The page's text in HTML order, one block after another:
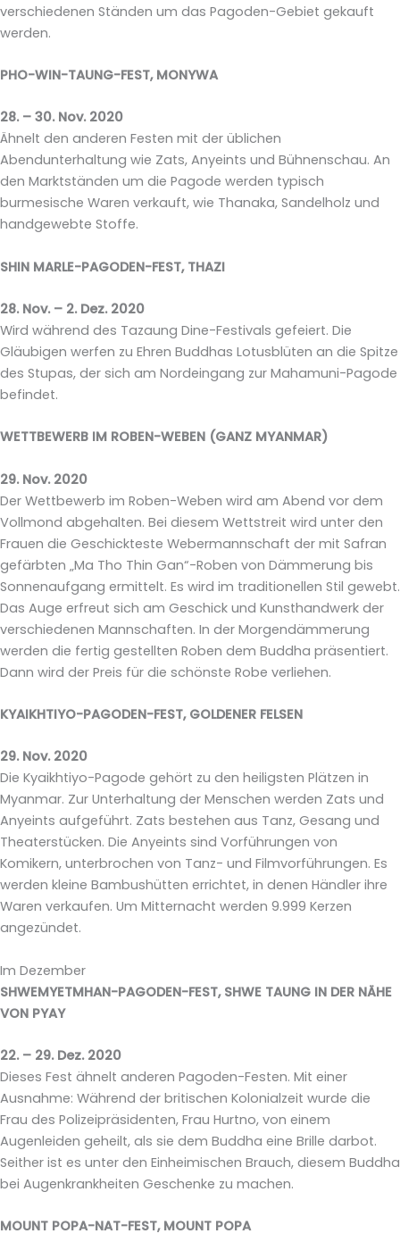
verschiedenen Ständen um das Pagoden-Gebiet gekauft
werden.
PHO-WIN-TAUNG-FEST, MONYWA
28. – 30. Nov. 2020
Ähnelt den anderen Festen mit der üblichen
Abendunterhaltung wie Zats, Anyeints und Bühnenschau. An
den Marktständen um die Pagode werden typisch
burmesische Waren verkauft, wie Thanaka, Sandelholz und
handgewebte Stoffe.
SHIN MARLE-PAGODEN-FEST, THAZI
28. Nov. – 2. Dez. 2020
Wird während des Tazaung Dine-Festivals gefeiert. Die
Gläubigen werfen zu Ehren Buddhas Lotusblüten an die Spitze
des Stupas, der sich am Nordeingang zur Mahamuni-Pagode
befindet.
WETTBEWERB IM ROBEN-WEBEN (GANZ MYANMAR)
29. Nov. 2020
Der Wettbewerb im Roben-Weben wird am Abend vor dem
Vollmond abgehalten. Bei diesem Wettstreit wird unter den
Frauen die Geschickteste Webermannschaft der mit Safran
gefärbten „Ma Tho Thin Gan“-Roben von Dämmerung bis
Sonnenaufgang ermittelt. Es wird im traditionellen Stil gewebt.
Das Auge erfreut sich am Geschick und Kunsthandwerk der
verschiedenen Mannschaften. In der Morgendämmerung
werden die fertig gestellten Roben dem Buddha präsentiert.
Dann wird der Preis für die schönste Robe verliehen.
KYAIKHTIYO-PAGODEN-FEST, GOLDENER FELSEN
29. Nov. 2020
Die Kyaikhtiyo-Pagode gehört zu den heiligsten Plätzen in
Myanmar. Zur Unterhaltung der Menschen werden Zats und
Anyeints aufgeführt. Zats bestehen aus Tanz, Gesang und
Theaterstücken. Die Anyeints sind Vorführungen von
Komikern, unterbrochen von Tanz- und Filmvorführungen. Es
werden kleine Bambushütten errichtet, in denen Händler ihre
Waren verkaufen. Um Mitternacht werden 9.999 Kerzen
angezündet.
Im Dezember
SHWEMYETMHAN-PAGODEN-FEST, SHWE TAUNG IN DER NÄHE
VON PYAY
22. – 29. Dez. 2020
Dieses Fest ähnelt anderen Pagoden-Festen. Mit einer
Ausnahme: Während der britischen Kolonialzeit wurde die
Frau des Polizeipräsidenten, Frau Hurtno, von einem
Augenleiden geheilt, als sie dem Buddha eine Brille darbot.
Seither ist es unter den Einheimischen Brauch, diesem Buddha
bei Augenkrankheiten Geschenke zu machen.
MOUNT POPA-NAT-FEST, MOUNT POPA